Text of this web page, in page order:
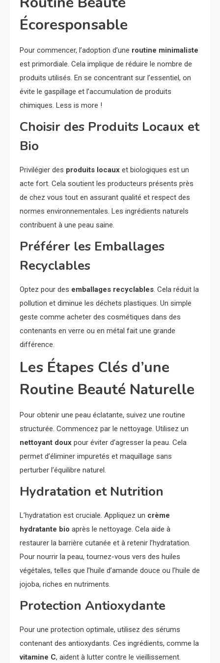
Écoresponsable
Pour commencer, l’adoption d’une routine minimaliste
est primordiale. Cela implique de réduire le nombre de
produits utilisés. En se concentrant sur l’essentiel, on
évite le gaspillage et l’accumulation de produits
chimiques. Less is more !
Choisir des Produits Locaux et
Bio
Privilégier des produits locaux et biologiques est un
acte fort. Cela soutient les producteurs présents près
de chez vous tout en assurant qualité et respect des
normes environnementales. Les ingrédients naturels
contribuent à une peau saine.
Préférer les Emballages
Recyclables
Optez pour des emballages recyclables. Cela réduit la
pollution et diminue les déchets plastiques. Un simple
geste comme acheter des cosmétiques dans des
contenants en verre ou en métal fait une grande
différence.
Les Étapes Clés d’une
Routine Beauté Naturelle
Pour obtenir une peau éclatante, suivez une routine
structurée. Commencez par le nettoyage. Utilisez un
nettoyant doux pour éviter d’agresser la peau. Cela
permet d’éliminer impuretés et maquillage sans
perturber l’équilibre naturel.
Hydratation et Nutrition
L’hydratation est cruciale. Appliquez un crème
hydratante bio après le nettoyage. Cela aide à
restaurer la barrière cutanée et à retenir l’hydratation.
Pour nourrir la peau, tournez-vous vers des huiles
végétales, telles que l’huile d’amande douce ou l’huile de
jojoba, riches en nutriments.
Protection Antioxydante
Pour une protection optimale, utilisez des sérums
contenant des antioxydants. Ces ingrédients, comme la
vitamine C, aident à lutter contre le vieillissement.